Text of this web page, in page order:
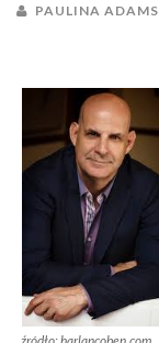
PAULINA